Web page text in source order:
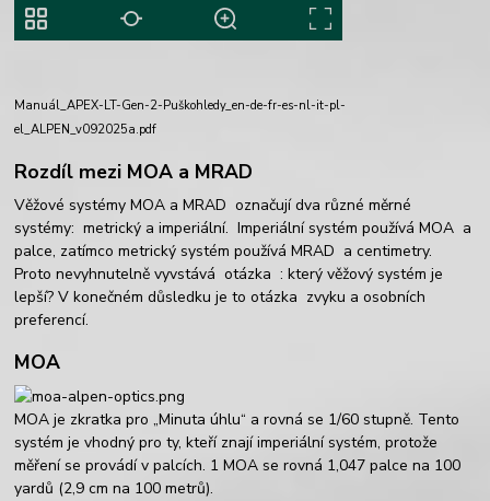
Manuál_APEX-LT-Gen-2-Puškohledy_en-de-fr-es-nl-it-pl-
el_ALPEN_v092025a.pdf
Rozdíl mezi MOA a MRAD
Věžové systémy MOA a MRADoznačují dva různé měrné
systémy:metrický a imperiální.Imperiální systém používá MOA a
palce, zatímco metrický systém používá MRAD a centimetry.
Protonevyhnutelně vyvstáváotázka : který věžový systémje
lepší? V konečném důsledku je to otázka zvyku a osobních
preferencí.
MOA
MOA je zkratka pro „Minuta úhlu“ a rovná se 1/60 stupně. Tento
systém je vhodný pro ty, kteří znají imperiální systém, protože
měření se provádí v palcích. 1 MOA se rovná 1,047 palce na 100
yardů (2,9 cm na 100 metrů).